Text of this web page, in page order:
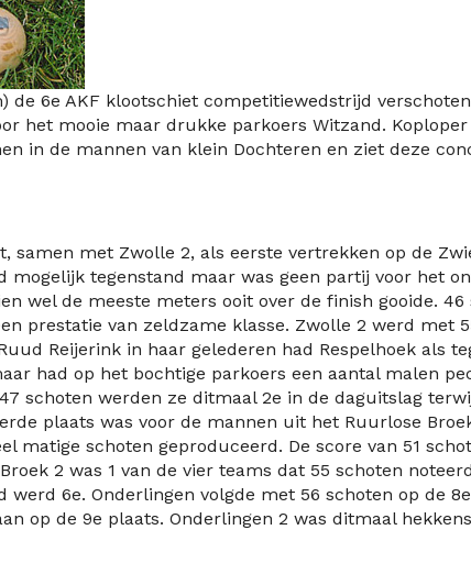
de 6e AKF klootschiet competitiewedstrijd
het mooie maar drukke parkoers Witzand. Koploper
in de mannen van klein Dochteren en ziet deze
samen met Zwolle 2, als eerste vertrekken op de
mogelijk tegenstand maar was geen partij voor het
wel de meeste meters ooit over de finish gooide.
prestatie van zeldzame klasse. Zwolle 2 werd met
Reijerink in haar gelederen had Respelhoek als
had op het bochtige parkoers een aantal malen
schoten werden ze ditmaal 2e in de daguitslag
plaats was voor de mannen uit het Ruurlose
matige schoten geproduceerd. De score van 51
2 was 1 van de vier teams dat 55 schoten
werd 6e. Onderlingen volgde met 56 schoten op de 8e
op de 9e plaats. Onderlingen 2 was ditmaal